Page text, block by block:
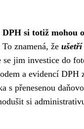
si totiž mohou
To znamená, že ušetří
se jim investice do
a evidencí DPH
s přenesenou
si